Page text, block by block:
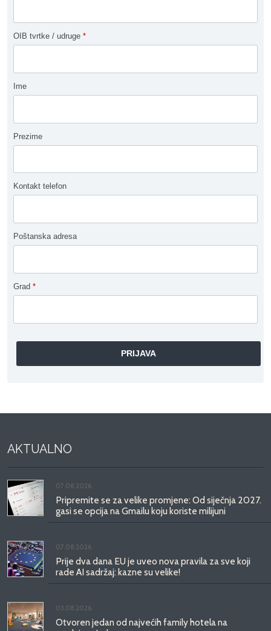
OIB tvrtke / udruge *
Ime
Prezime
Kontakt telefon
Poštanska adresa
Grad *
AKTUALNO
07.08.2026.
Pripremite se za velike promjene: Od siječnja 2027.
gasi se opcija na Gmailu koju koriste milijuni
07.08.2026.
Prije dva dana EU je uveo nova pravila za sve koji
rade AI sadržaj: kazne su velike!
03.08.2026.
Otvoren jedan od najvećih family hotela na